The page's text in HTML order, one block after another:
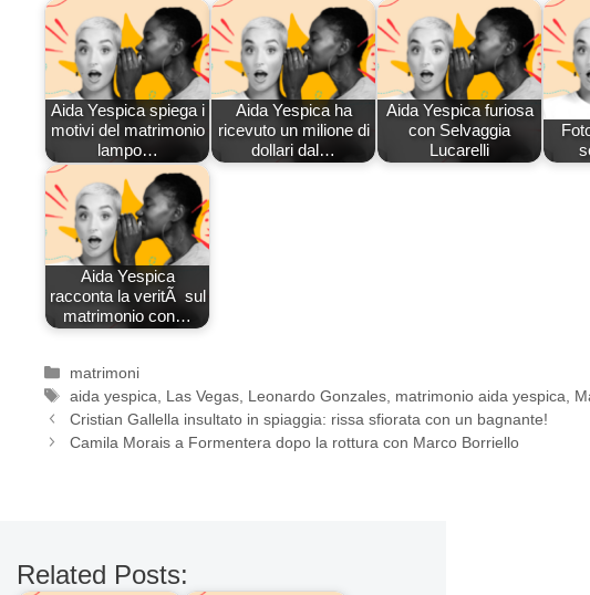
Aida Yespica spiega i
motivi del matrimonio
lampo…
Aida Yespica ha
ricevuto un milione di
dollari dal…
Aida Yespica furiosa
con Selvaggia
Lucarelli
Aida Yespica
racconta la veritÃ sul
matrimonio con…
Categorie
matrimoni
Tag
aida yespica Las Vegas Leonardo Gonzales matrimonio aida yespica
Cristian Gallella insultato in spiaggia: rissa sfiorata con un bagnante!
Camila Morais a Formentera dopo la rottura con Marco Borriello
Related Posts: